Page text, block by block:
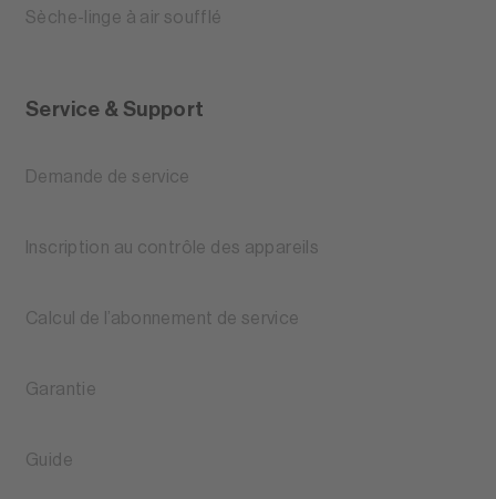
Sèche-linge à air soufflé
Service & Support
Demande de service
Inscription au contrôle des appareils
Calcul de l’abonnement de service
Garantie
Guide